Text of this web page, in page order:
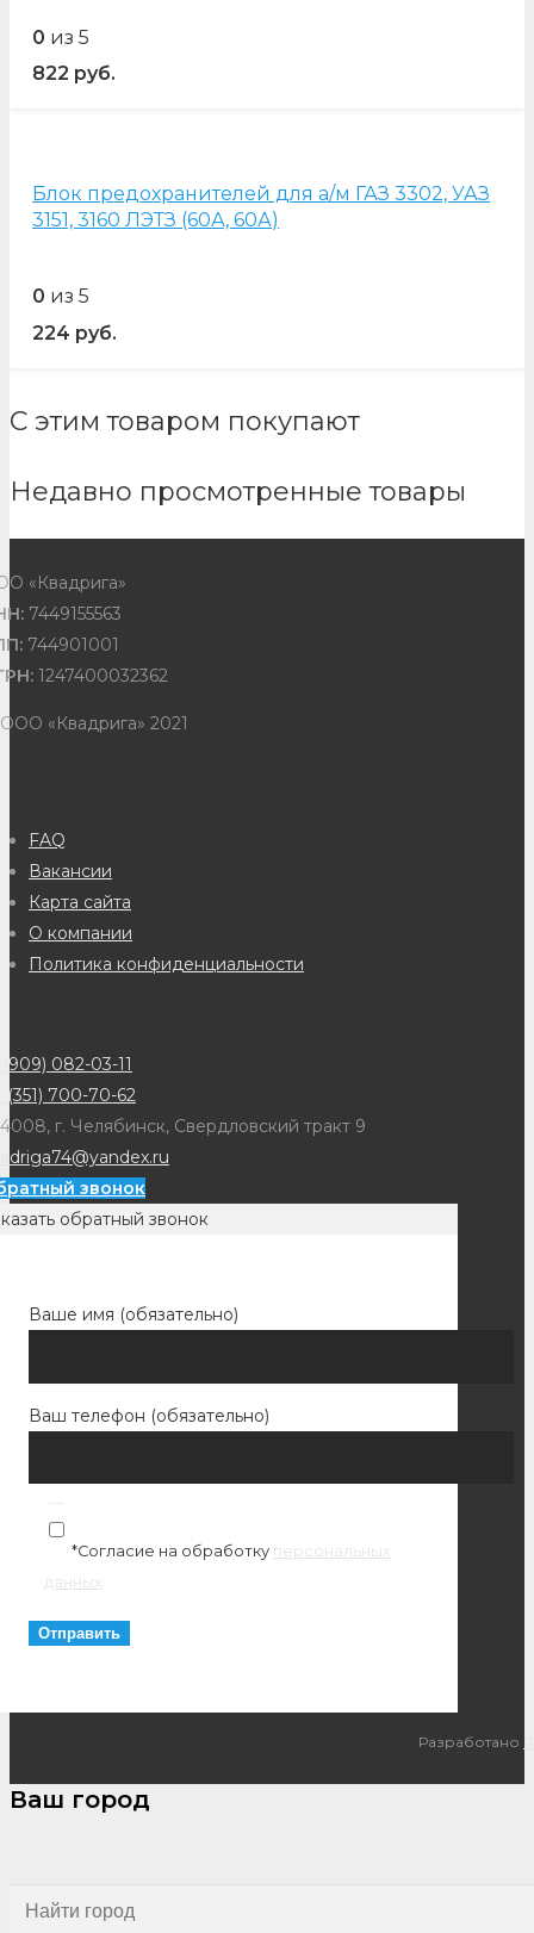
0 из 5
822 руб.
Блок предохранителей для а/м ГАЗ 3302, УАЗ
3151, 3160 ЛЭТЗ (60А, 60А)
0 из 5
224 руб.
С этим товаром покупают
Недавно просмотренные товары
«Квадрига»
7449155563
744901001
1247400032362
«Квадрига» 2021
FAQ
Вакансии
Карта сайта
О компании
Политика конфиденциальности
082-03-11
(351) 700-70-62
г. Челябинск, Свердловский тракт 9
звонок
обратный звонок
Ваше имя (обязательно)
Ваш телефон (обязательно)
*Согласие на обработку персональных
данных
Разработано
Ваш город